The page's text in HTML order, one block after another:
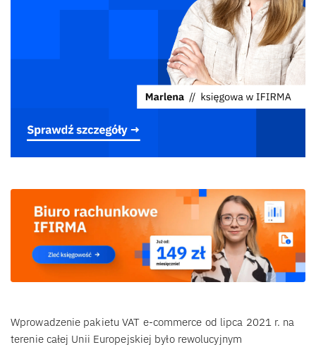
Wprowadzenie pakietu VAT e-commerce od lipca 2021 r. na
terenie całej Unii Europejskiej było rewolucyjnym